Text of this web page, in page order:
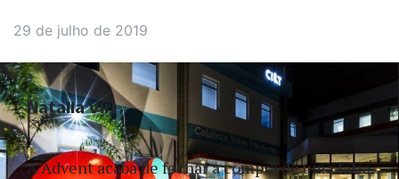
29 de julho de 2019
A Advent acaba de fechar a compra de uma fatia
Natalia Viri